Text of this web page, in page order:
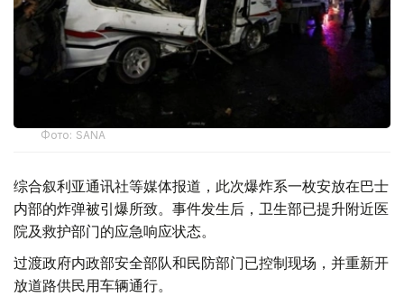
Фото: SANA
综合叙利亚通讯社等媒体报道，此次爆炸系一枚安放在巴士
内部的炸弹被引爆所致。事件发生后，卫生部已提升附近医
院及救护部门的应急响应状态。
过渡政府内政部安全部队和民防部门已控制现场，并重新开
放道路供民用车辆通行。